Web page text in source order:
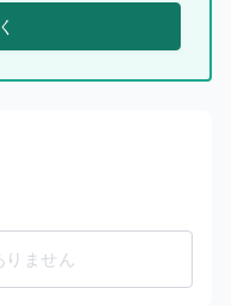
りません